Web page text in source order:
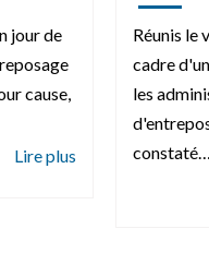
jour de
cause,
Réunis le
cadre
les
constaté…